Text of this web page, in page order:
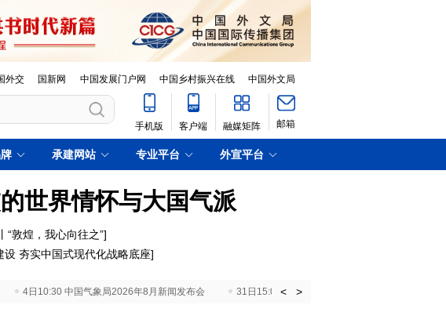
外交 国新网 中国发展门户网 中国乡村振兴在线 中国外文局
手机版 客户端 融媒矩阵 邮箱
承建网站 专业平台 外宣平台
世界情怀与大国气派
“敦煌，我心向往之”]
设 夯实中国式现代化战略底座]
4日10:30 中国气象局2026年8月新闻发布会 31日15:00 国新办就加快推动“十五五”时期退役
< >